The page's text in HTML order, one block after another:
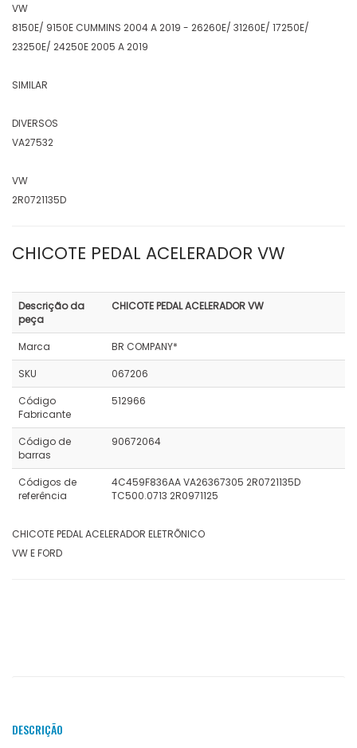
VW
8150E/ 9150E CUMMINS 2004 A 2019 - 26260E/ 31260E/ 17250E/
23250E/ 24250E 2005 A 2019
SIMILAR
DIVERSOS
VA27532
VW
2R0721135D
CHICOTE PEDAL ACELERADOR VW
Descrição da
peça
CHICOTE PEDAL ACELERADOR VW
Marca
BR COMPANY*
SKU
067206
Código
Fabricante
512966
Código de
barras
90672064
Códigos de
referência
4C459F836AA VA26367305 2R0721135D
TC500.0713 2R0971125
CHICOTE PEDAL ACELERADOR ELETRÕNICO
VW E FORD
DESCRIÇÃO